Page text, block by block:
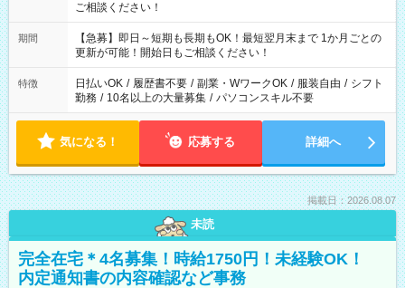
ご相談ください！
期間
【急募】即日～短期も長期もOK！最短翌月末まで 1か月ごとの
更新が可能！開始日もご相談ください！
特徴 日払いOK / 履歴書不要 / 副業・WワークOK / 服装自由 / シフト
勤務 / 10名以上の大量募集 / パソコンスキル不要
気になる！ 応募する 詳細へ
掲載日：2026.08.07
未読
完全在宅＊4名募集！時給1750円！未経験OK！
内定通知書の内容確認など事務